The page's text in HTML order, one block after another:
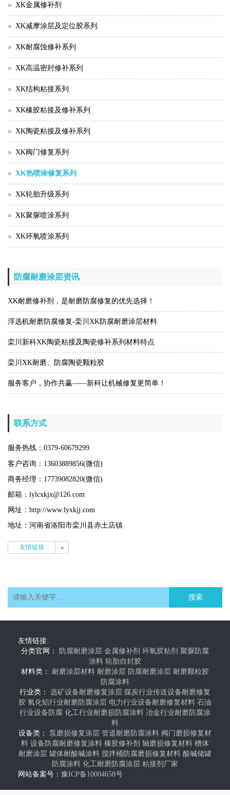
XK金属修补剂
XK减摩涂层及定位胶系列
XK耐腐蚀修补系列
XK高温密封修补系列
XK结构粘接系列
XK橡胶粘接及修补系列
XK陶瓷粘接及修补系列
XK阀门修复系列
XK热喷涂修复系列
XK轮胎升级系列
XK聚脲喷涂系列
XK环氧喷涂系列
防腐耐磨涂层资讯
XK耐磨修补剂，是耐磨防腐修复的优先选择！
浮选机耐磨防腐修复-栾川XK防腐耐磨涂层材料
栾川新科XK陶瓷粘接及陶瓷修补系列材料特点
栾川XK耐磨、防腐陶瓷颗粒胶
服务客户，协作共赢——新科让机械修复更简单！
联系方式
服务热线：0379-60679299
客户咨询：13603889856(微信)
商务经理：17739082820(微信)
邮箱：lylcxkjx@126.com
网址：http://www.lyxkjj.com
地址：河南省洛阳市栾川县赤土店镇
友情链接 友情链接
搜索
友情链接:
分类官网：
防腐耐磨涂层 金属修补剂 环氧胶粘剂 聚脲防腐
涂料 轮胎自封胶
材料类： 耐磨涂层材料 耐磨涂层 防腐耐磨涂层 耐磨颗粒胶
防腐涂料
行业类： 选矿设备耐磨修复涂层 煤炭行业传送设备耐磨修复
胶 氧化铝行业耐磨防腐涂层 电力行业设备耐磨修复材料 石油
行业设备防腐 化工行业耐磨损防腐涂料 冶金行业耐磨防腐涂
料
设备类： 泵磨损修复涂层 管道耐磨防腐涂料 阀门磨损修复材
料 设备防腐耐磨修复涂料 橡胶修补剂 轴磨损修复材料 槽体
耐磨涂层 罐体耐酸碱涂料 搅拌桶防腐磨损修复材料 酸碱储罐
防腐涂料 化工耐磨防腐涂层 粘接剂厂家
网站备案号： 豫ICP备10004658号